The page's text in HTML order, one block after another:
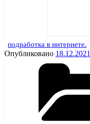
подработка в интернете.
Опубликовано 18.12.2021